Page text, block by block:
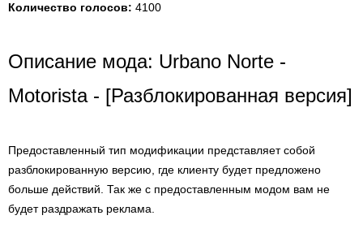
Количество голосов: 4100
Описание мода: Urbano Norte -
Motorista - [Разблокированная версия]
Предоставленный тип модификации представляет собой
разблокированную версию, где клиенту будет предложено
больше действий. Так же с предоставленным модом вам не
будет раздражать реклама.